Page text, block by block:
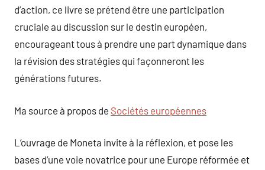
d’action, ce livre se prétend être une participation
cruciale au discussion sur le destin européen,
encourageant tous à prendre une part dynamique dans
la révision des stratégies qui façonneront les
générations futures.
Ma source à propos de Sociétés européennes
L’ouvrage de Moneta invite à la réflexion, et pose les
bases d’une voie novatrice pour une Europe réformée et